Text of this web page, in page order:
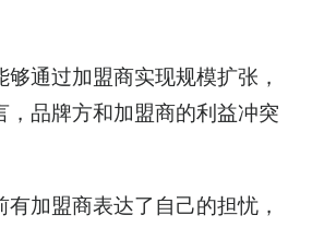
通过加盟商实现规模扩张，
，品牌方和加盟商的利益冲突
加盟商表达了自己的担忧，